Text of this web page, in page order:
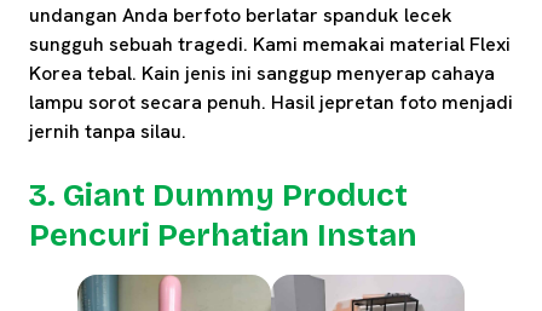
undangan Anda berfoto berlatar spanduk lecek
sungguh sebuah tragedi. Kami memakai material Flexi
Korea tebal. Kain jenis ini sanggup menyerap cahaya
lampu sorot secara penuh. Hasil jepretan foto menjadi
jernih tanpa silau.
3. Giant Dummy Product
Pencuri Perhatian Instan